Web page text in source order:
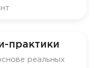
практики
реальных